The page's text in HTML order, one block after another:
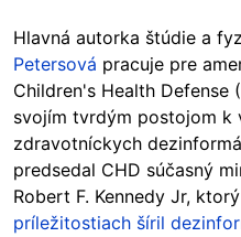
Hlavná autorka štúdie a
Petersová pracuje pre
Children's Health Defense
svojím tvrdým postojom k
zdravotníckych
predsedal CHD súčasný
Robert F. Kennedy Jr,
príležitostiach šíril